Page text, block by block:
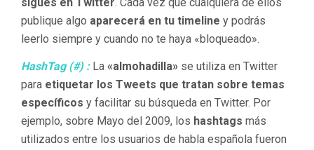
publique algo aparecerá en tu timeline y podrás
leerlo siempre y cuando no te haya «bloqueado».
HashTag (#) :La «almohadilla» se utiliza en Twitter
para etiquetar los Tweets que tratan sobre temas
específicos y facilitar su búsqueda en Twitter. Por
ejemplo, sobre Mayo del 2009, los hashtags más
utilizados entre los usuarios de habla española fueron